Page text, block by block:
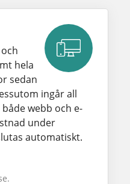
hela
sedan
ingår all
både webb och e-
under
automatiskt.